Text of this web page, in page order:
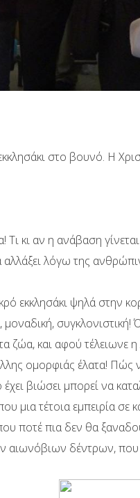
στο βουνό. Η
κι αν η ανάβαση
λόγω της
εκκλησάκι ψηλά στην
μοναδική,
και αφού τέλειωνε η
ομορφιάς έλατα! Πώς
βιώσει μπορεί να
μια τέτοια εμπειρία σε
ποτέ πια δεν θα
αιωνόβιων δέντρων,